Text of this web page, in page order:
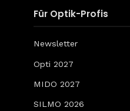
Für Optik-Profis
Newsletter
Opti 2027
MIDO 2027
SILMO 2026